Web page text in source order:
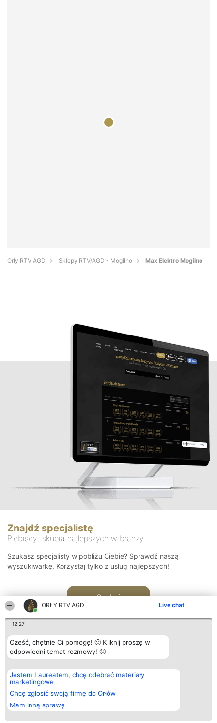
ORŁY RTV AGD Live chat
12:27
Cześć, chętnie Ci pomogę! 🙂 Kliknij proszę w
odpowiedni temat rozmowy! 🙂
Jestem Laureatem, chcę odebrać materiały
marketingowe
Chcę zgłosić swoją firmę do Orłów
Mam inną sprawę
Orły RTV AGD Sklepy RTV/AGD - Mogilno Max Elektro Mogilno
Znajdź specjalistę
Plebiscyt skupia najlepszych w branży
Szukasz specjalisty w pobliżu Ciebie? Sprawdź naszą
wyszukiwarkę. Korzystaj tylko z usług najlepszych!
Szukaj
Organizator plebiscytu
Bright Side Solutions sp. z o.
o. sp. k.
ul. Ruska 22
Wrocław 50-079
KRS 0000749100 | Regon
381313360 | NIP 8943132676
Plebiscyt
Laureaci
wszystkich
Laureatów
Regulamin
Kontakt
Kontakt